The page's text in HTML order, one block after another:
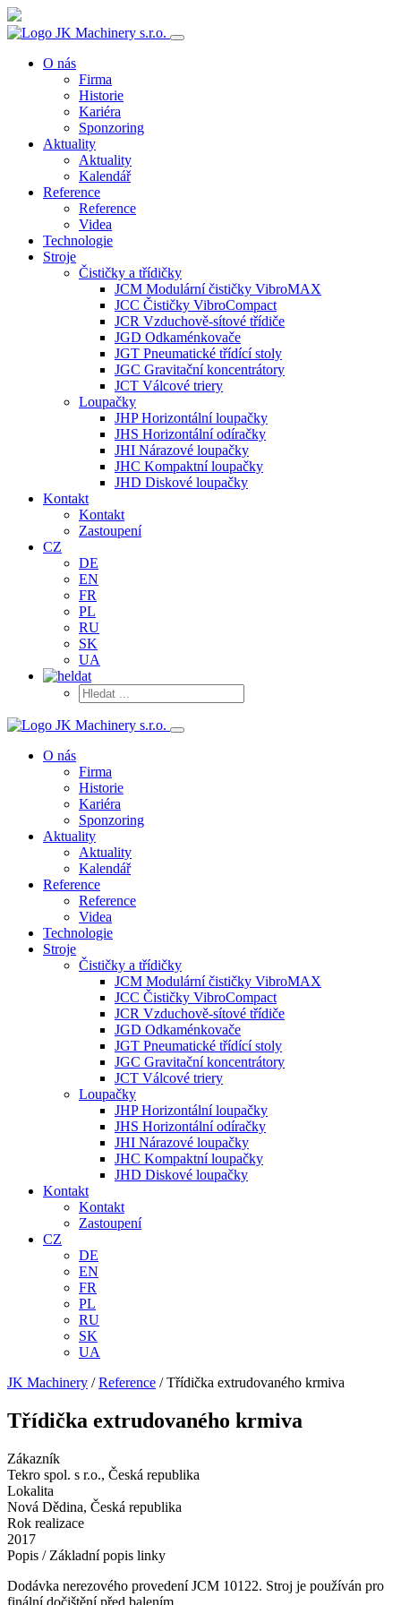
O nás
Firma
Historie
Kariéra
Sponzoring
Aktuality
Aktuality
Kalendář
Reference
Reference
Videa
Technologie
Stroje
Čističky a třídičky
JCM Modulární čističky VibroMAX
JCC Čističky VibroCompact
JCR Vzduchově-sítové třídiče
JGD Odkaménkovače
JGT Pneumatické třídící stoly
JGC Gravitační koncentrátory
JCT Válcové triery
Loupačky
JHP Horizontální loupačky
JHS Horizontální odíračky
JHI Nárazové loupačky
JHC Kompaktní loupačky
JHD Diskové loupačky
Kontakt
Kontakt
Zastoupení
CZ
DE
EN
FR
PL
RU
SK
UA
O nás
Firma
Historie
Kariéra
Sponzoring
Aktuality
Aktuality
Kalendář
Reference
Reference
Videa
Technologie
Stroje
Čističky a třídičky
JCM Modulární čističky VibroMAX
JCC Čističky VibroCompact
JCR Vzduchově-sítové třídiče
JGD Odkaménkovače
JGT Pneumatické třídící stoly
JGC Gravitační koncentrátory
JCT Válcové triery
Loupačky
JHP Horizontální loupačky
JHS Horizontální odíračky
JHI Nárazové loupačky
JHC Kompaktní loupačky
JHD Diskové loupačky
Kontakt
Kontakt
Zastoupení
CZ
DE
EN
FR
PL
RU
SK
UA
JK Machinery /Reference /Třídička extrudovaného krmiva
Třídička extrudovaného krmiva
Zákazník
Tekro spol. s r.o., Česká republika
Lokalita
Nová Dědina, Česká republika
Rok realizace
2017
Popis / Základní popis linky
Dodávka nerezového provedení JCM 10122. Stroj je používán pro
finální dočištění před balením.